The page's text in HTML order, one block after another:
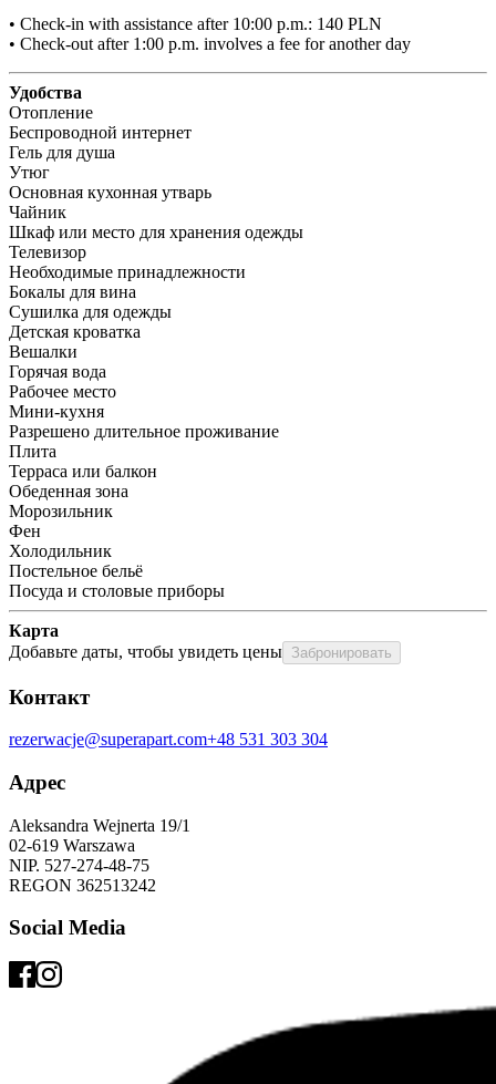
• Check-in with assistance after 10:00 p.m.: 140 PLN
• Check-out after 1:00 p.m. involves a fee for another day
Удобства
Отопление
Беспроводной интернет
Гель для душа
Утюг
Основная кухонная утварь
Чайник
Шкаф или место для хранения одежды
Телевизор
Необходимые принадлежности
Бокалы для вина
Сушилка для одежды
Детская кроватка
Вешалки
Горячая вода
Рабочее место
Мини-кухня
Разрешено длительное проживание
Плита
Терраса или балкон
Обеденная зона
Морозильник
Фен
Холодильник
Постельное бельё
Посуда и столовые приборы
Карта
Добавьте даты, чтобы увидеть цены Забронировать
Контакт
rezerwacje@superapart.com+48 531 303 304
Адрес
Aleksandra Wejnerta 19/1
02-619 Warszawa
NIP. 527-274-48-75
REGON 362513242
Social Media